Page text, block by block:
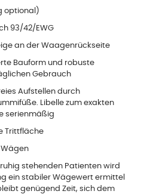
optional)
93/42/EWG
an der Waagenrückseite
Bauform und robuste
Gebrauch
Aufstellen durch
Libelle zum exakten
serienmäßig
Trittfläche
stehenden Patienten wird
ein stabiler Wägewert ermittel
genügend Zeit, sich dem